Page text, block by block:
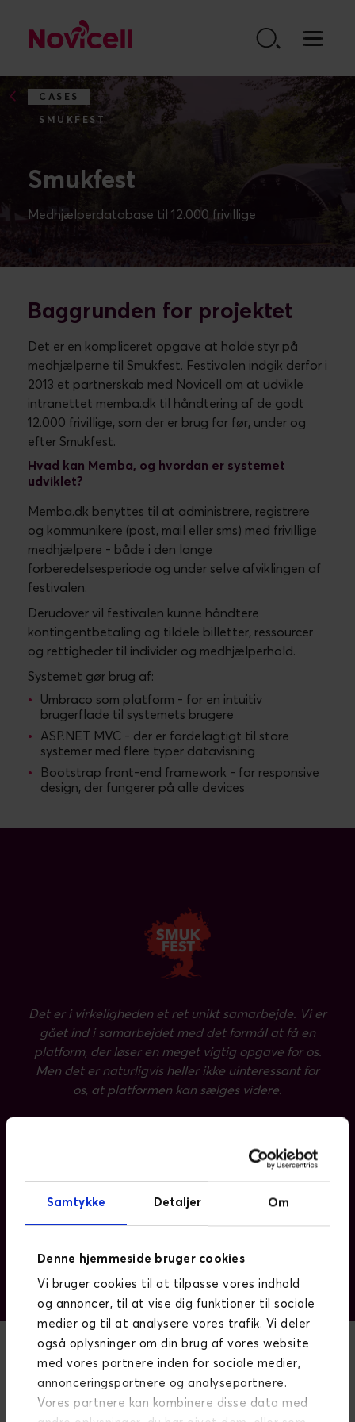
Samtykke Detaljer Om
Denne hjemmeside bruger cookies
Vi bruger cookies til at tilpasse vores indhold
og annoncer, til at vise dig funktioner til sociale
medier og til at analysere vores trafik. Vi deler
også oplysninger om din brug af vores website
med vores partnere inden for sociale medier,
annonceringspartnere og analysepartnere.
Vores partnere kan kombinere disse data med
Go to content
CASES
SMUKFEST
Smukfest
Baggrunden for projektet
Det er en kompliceret opgave at holde styr på
medhjælperne til Smukfest. Festivalen indgik derfor i
2013 et partnerskab med Novicell om at udvikle
intranettet memba.dk til håndtering af de godt
12.000 frivillige, som der er brug for før, under og
efter Smukfest.
Hvad kan Memba, og hvordan er systemet
udviklet?
Memba.dk benyttes til at administrere, registrere
og kommunikere (post, mail eller sms) med frivillige
medhjælpere - både i den lange
forberedelsesperiode og under selve afviklingen af
festivalen.
Derudover vil festivalen kunne håndtere
kontingentbetaling og tildele billetter, ressourcer
og rettigheder til individer og medhjælperhold.
Systemet gør brug af:
Umbraco som platform - for en intuitiv
brugerflade til systemets brugere
ASP.NET MVC - der er fordelagtigt til store
systemer med flere typer datavisning
Bootstrap front-end framework - for responsive
design, der fungerer på alle devices
Det er i virkeligheden et ret unikt samarbejde. Vi er
gået ind i samarbejdet med det formål at få en
platform, der løser en meget vigtig opgave for os.
Men det er naturligvis heller ikke uinteressant for
os, at platformen kan sælges videre.
Ulla Lund, medhjælpskoordinator
SMUKFEST
Sælges til andre kulturbegivenheder